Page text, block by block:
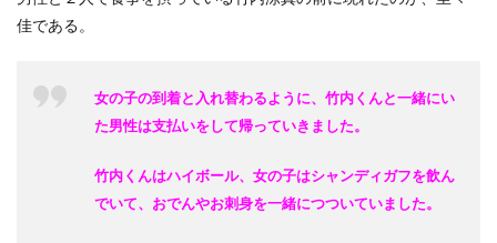
佳である。
女の子の到着と入れ替わるように、竹内くんと一緒にい
た男性は支払いをして帰っていきました。
竹内くんはハイボール、女の子はシャンディガフを飲ん
でいて、おでんやお刺身を一緒につついていました。